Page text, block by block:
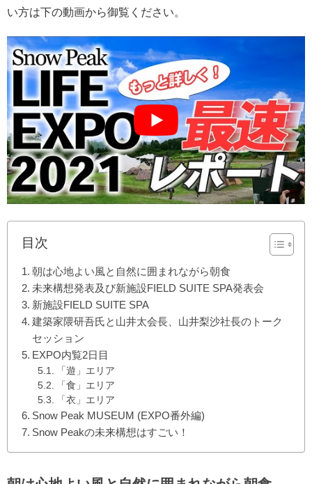
い方は下の動画から御覧ください。
目次
朝は心地よい風と自然に囲まれながら朝食
未来構想発表及び新施設FIELD SUITE SPA発表会
新施設FIELD SUITE SPA
建築家隈研吾氏と山井太会長、山井梨沙社長のトーク
セッション
EXPO内覧2日目
「遊」エリア
「食」エリア
「衣」エリア
Snow Peak MUSEUM (EXPO番外編)
Snow Peakの未来構想はすごい！